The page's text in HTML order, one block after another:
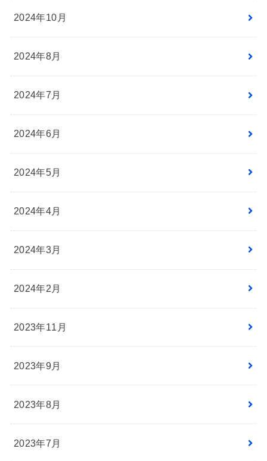
2024年10月
2024年8月
2024年7月
2024年6月
2024年5月
2024年4月
2024年3月
2024年2月
2023年11月
2023年9月
2023年8月
2023年7月